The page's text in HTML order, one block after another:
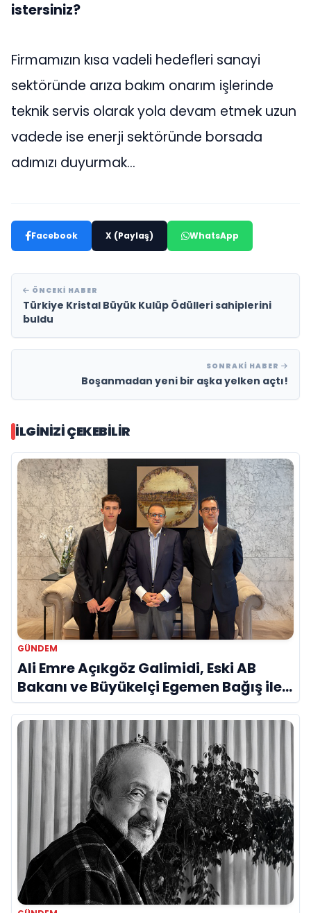
istersiniz?
Firmamızın kısa vadeli hedefleri sanayi
sektöründe arıza bakım onarım işlerinde
teknik servis olarak yola devam etmek uzun
vadede ise enerji sektöründe borsada
adımızı duyurmak…
Facebook X (Paylaş) WhatsApp
ÖNCEKI HABER
Türkiye Kristal Büyük Kulüp Ödülleri sahiplerini
buldu
SONRAKI HABER
Boşanmadan yeni bir aşka yelken açtı!
İLGINIZI ÇEKEBILIR
GÜNDEM
Ali Emre Açıkgöz Galimidi, Eski AB
Bakanı ve Büyükelçi Egemen Bağış ile
Bir Araya Geldi